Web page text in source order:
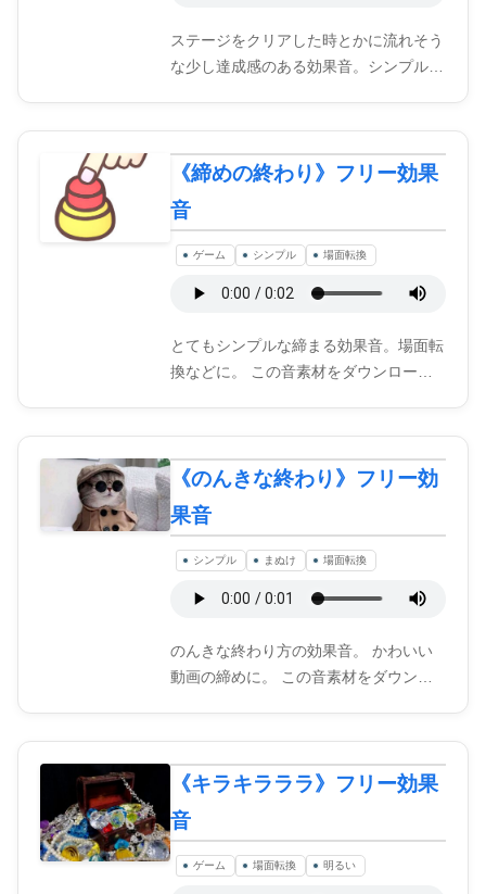
ステージをクリアした時とかに流れそう
な少し達成感のある効果音。シンプル…
《締めの終わり》フリー効果
音
ゲーム シンプル 場面転換
とてもシンプルな締まる効果音。場面転
換などに。 この音素材をダウンロー…
《のんきな終わり》フリー効
果音
シンプル まぬけ 場面転換
のんきな終わり方の効果音。 かわいい
動画の締めに。 この音素材をダウン…
《キラキラララ》フリー効果
音
ゲーム 場面転換 明るい